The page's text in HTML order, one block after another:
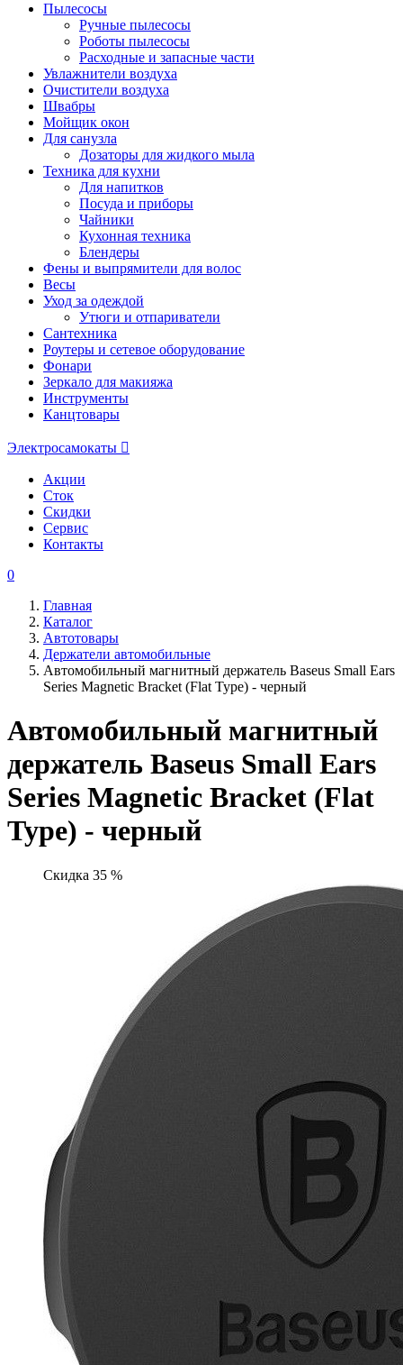
Пылесосы
Ручные пылесосы
Роботы пылесосы
Расходные и запасные части
Увлажнители воздуха
Очистители воздуха
Швабры
Мойщик окон
Для санузла
Дозаторы для жидкого мыла
Техника для кухни
Для напитков
Посуда и приборы
Чайники
Кухонная техника
Блендеры
Фены и выпрямители для волос
Весы
Уход за одеждой
Утюги и отпариватели
Сантехника
Роутеры и сетевое оборудование
Фонари
Зеркало для макияжа
Инструменты
Канцтовары
Электросамокаты
Акции
Сток
Скидки
Сервис
Контакты
0
Главная
Каталог
Автотовары
Держатели автомобильные
Автомобильный магнитный держатель Baseus Small Ears
Series Magnetic Bracket (Flat Type) - черный
Автомобильный магнитный
держатель Baseus Small Ears
Series Magnetic Bracket (Flat
Type) - черный
Скидка 35 %